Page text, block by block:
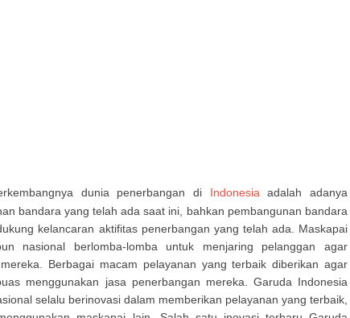
dunia penerbangan di Indonesia adalah adanya
bandara yang telah ada saat ini, bahkan pembangunan bandara
kelancaran aktifitas penerbangan yang telah ada. Maskapai
nasional berlomba-lomba untuk menjaring pelanggan agar
Berbagai macam pelayanan yang terbaik diberikan agar
menggunakan jasa penerbangan mereka. Garuda Indonesia
selalu berinovasi dalam memberikan pelayanan yang terbaik,